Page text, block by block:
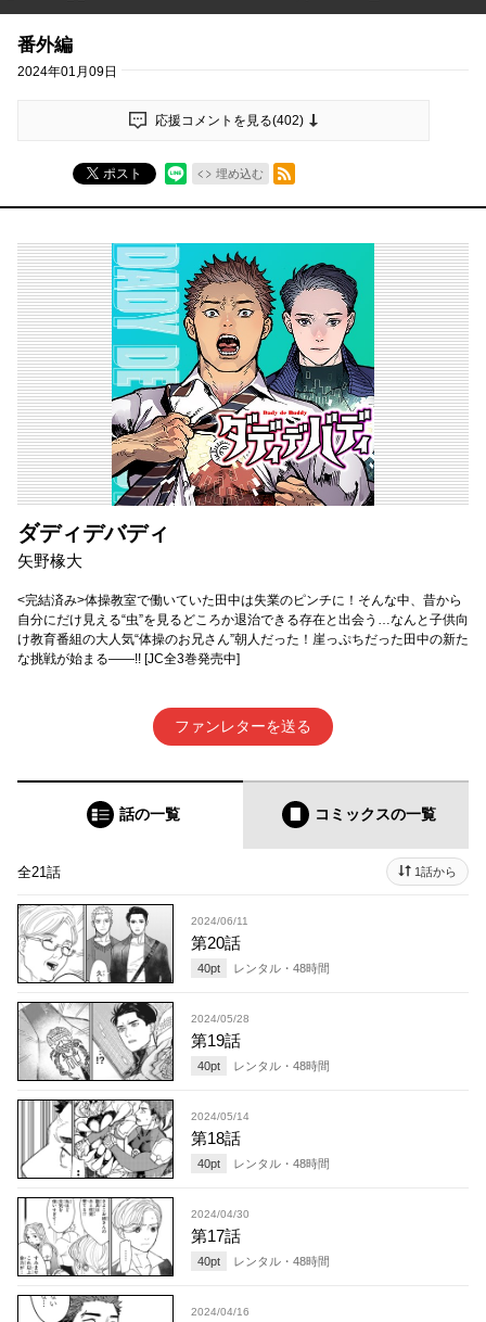
番外編
2024年01月09日
応援コメントを見る(402)
ポスト 埋め込む
RSSフィード
ダディデバディ
矢野椽大
<完結済み>体操教室で働いていた田中は失業のピンチに！そんな中、昔から
自分にだけ見える“虫”を見るどころか退治できる存在と出会う…なんと子供向
け教育番組の大人気“体操のお兄さん”朝人だった！崖っぷちだった田中の新た
な挑戦が始まる――!! [JC全3巻発売中]
ファンレターを送る
話の一覧 コミックスの一覧
全21話 1話から
2024/06/11
第20話
40pt レンタル・ 48時間
2024/05/28
第19話
40pt レンタル・ 48時間
2024/05/14
第18話
40pt レンタル・ 48時間
2024/04/30
第17話
40pt レンタル・ 48時間
2024/04/16